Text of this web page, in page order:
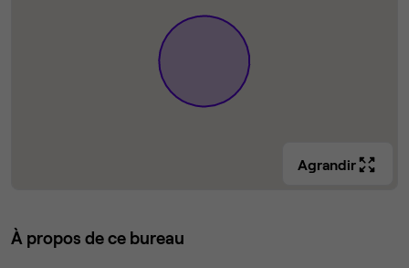
Agrandir
À propos de ce bureau